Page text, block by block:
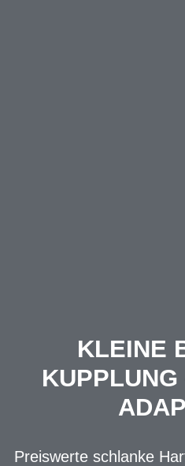
KLEINE
Preiswerte schlanke